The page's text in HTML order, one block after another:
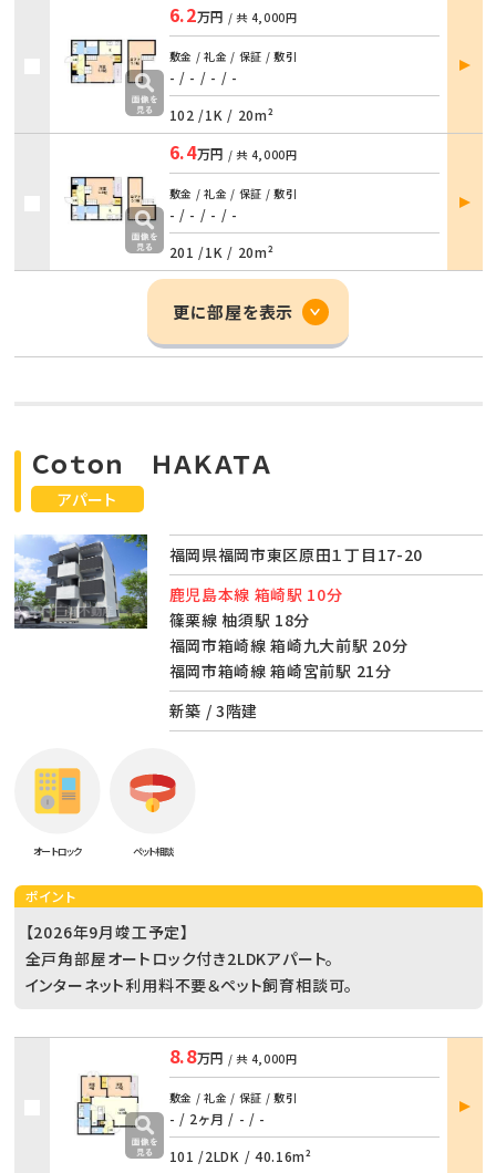
6.2万円 / 共 4,000円
敷金 / 礼金 / 保証 / 敷引
- / - / - / -
102 /1K / 20m²
部屋
詳細
6.4万円 / 共 4,000円
敷金 / 礼金 / 保証 / 敷引
- / - / - / -
201 /1K / 20m²
部屋
詳細
更に部屋を表示
アパート
Ｃｏｔｏｎ ＨＡＫＡＴＡ
福岡県福岡市東区原田１丁目17-20
鹿児島本線 箱崎駅 10分
篠栗線 柚須駅 18分
福岡市箱崎線 箱崎九大前駅 20分
福岡市箱崎線 箱崎宮前駅 21分
新築 / 3階建
オートロック ペット相談
ポイント
【2026年9月竣工予定】
全戸角部屋オートロック付き2LDKアパート。
インターネット利用料不要＆ペット飼育相談可。
8.8万円 / 共 4,000円
敷金 / 礼金 / 保証 / 敷引
- / 2ヶ月 / - / -
101 /2LDK / 40.16m²
部屋
詳細